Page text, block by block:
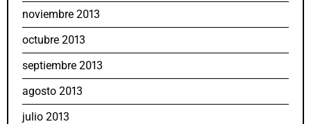
noviembre 2013
octubre 2013
septiembre 2013
agosto 2013
julio 2013